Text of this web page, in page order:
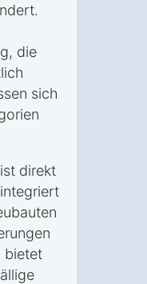
die
sich
ist direkt
bietet